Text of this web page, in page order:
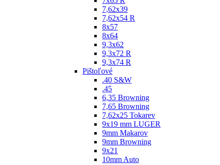
7,62x39
7,62x54 R
8x57
8x64
9,3x62
9,3x72 R
9,3x74 R
Pištoľové
.40 S&W
.45
6,35 Browning
7,65 Browning
7,62x25 Tokarev
9x19 mm LUGER
9mm Makarov
9mm Browning
9x21
10mm Auto